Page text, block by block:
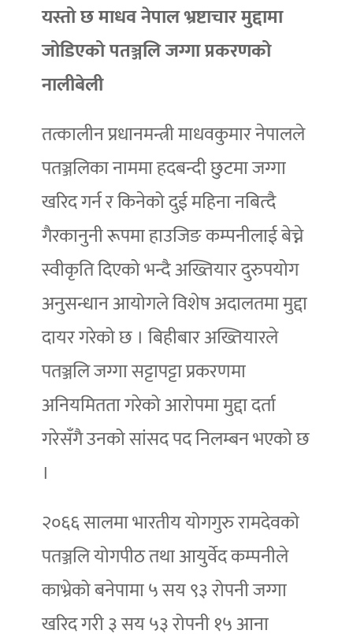
यस्तो छ माधव नेपाल भ्रष्टाचार मुद्दामा
जोडिएको पतञ्जलि जग्गा प्रकरणको
नालीबेली
तत्कालीन प्रधानमन्त्री माधवकुमार नेपालले
पतञ्जलिका नाममा हदबन्दी छुटमा जग्गा
खरिद गर्न र किनेको दुई महिना नबित्दै
गैरकानुनी रूपमा हाउजिङ कम्पनीलाई बेच्ने
स्वीकृति दिएको भन्दै अख्तियार दुरुपयोग
अनुसन्धान आयोगले विशेष अदालतमा मुद्दा
दायर गरेको छ । बिहीबार अख्तियारले
पतञ्जलि जग्गा सट्टापट्टा प्रकरणमा
अनियमितता गरेको आरोपमा मुद्दा दर्ता
गरेसँगै उनको सांसद पद निलम्बन भएको छ
।
२०६६ सालमा भारतीय योगगुरु रामदेवको
पतञ्जलि योगपीठ तथा आयुर्वेद कम्पनीले
काभ्रेको बनेपामा ५ सय ९३ रोपनी जग्गा
खरिद गरी ३ सय ५३ रोपनी १५ आना